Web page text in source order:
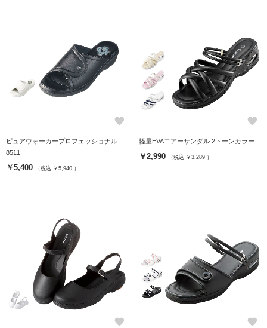
favorite
ピュアウォーカープロフェッショナル
8511
￥5,400 （税込 ￥5,940 ）
favorite
軽量EVAエアーサンダル 2トーンカラー
￥2,990 （税込 ￥3,289 ）
favorite favorite